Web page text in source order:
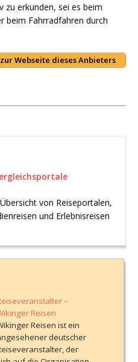
zu erkunden, sei es beim
beim Fahrradfahren durch
zur Webseite dieses Anbieters
von Reiseportalen,
und Erlebnisreisen
–
Reisen
Reisen ist ein
deutscher
der